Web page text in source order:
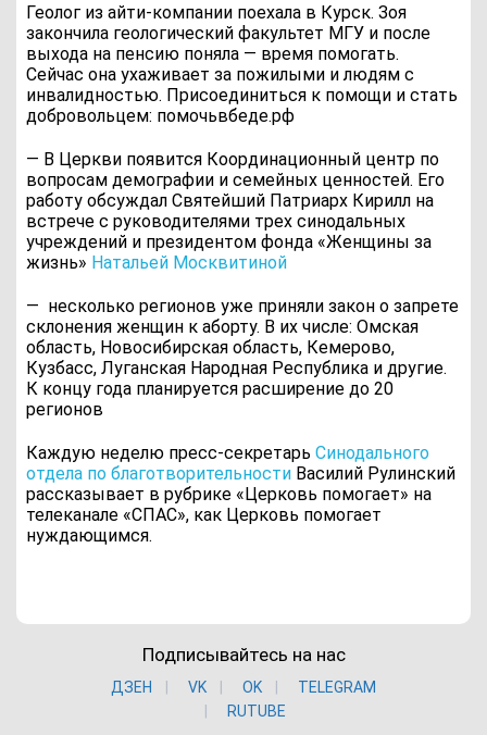
Геолог из айти-компании поехала в Курск. Зоя
закончила геологический факультет МГУ и после
выхода на пенсию поняла — время помогать.
Сейчас она ухаживает за пожилыми и людям с
инвалидностью. Присоединиться к помощи и стать
добровольцем: помочьвбеде.рф
— В Церкви появится Координационный центр по
вопросам демографии и семейных ценностей. Его
работу обсуждал Святейший Патриарх Кирилл на
встрече с руководителями трех синодальных
учреждений и президентом фонда «Женщины за
жизнь» Натальей Москвитиной
— несколько регионов уже приняли закон о запрете
склонения женщин к аборту. В их числе: Омская
область, Новосибирская область, Кемерово,
Кузбасс, Луганская Народная Республика и другие.
К концу года планируется расширение до 20
регионов
Каждую неделю пресс-секретарьСинодального
отдела по благотворительности Василий Рулинский
рассказывает в рубрике «Церковь помогает» на
телеканале «СПАС», как Церковь помогает
нуждающимся.
Подписывайтесь на нас
ДЗЕН VK ОK
TELEGRAM
RUTUBE